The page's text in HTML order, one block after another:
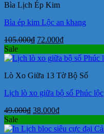
29.000₫.
Bìa Lịch Ép Kim
Bìa ép kim Lộc an khang
105.000₫ Giá
là:
72.000₫Giá
tại
72.000₫.
Sale
Lò Xo Giữa 13 Tờ Bộ Số
Lịch lò xo giữa bộ số Phúc lộc
49.000₫ Giá
là:
38.000₫Giá
tại
Sale